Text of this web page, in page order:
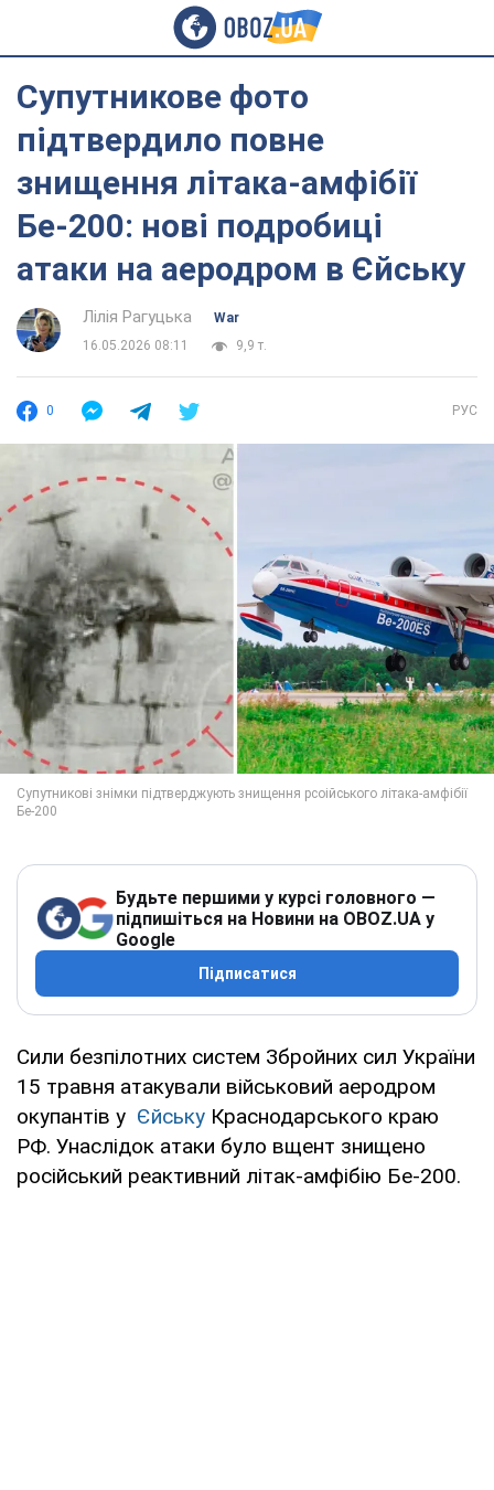
Супутникове фото
підтвердило повне
знищення літака-амфібії
Бе-200: нові подробиці
атаки на аеродром в Єйську
Лілія Рагуцька
War
16.05.2026 08:11
9,9 т.
0 РУС
Будьте першими у курсі головного —
підпишіться на Новини на OBOZ.UA у
Google
Підписатися
Сили безпілотних систем Збройних сил України
15 травня атакували військовий аеродром
окупантів у Єйську Краснодарського краю
РФ. Унаслідок атаки було вщент знищено
російський реактивний літак-амфібію Бе-200.